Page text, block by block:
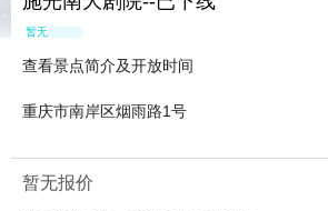
暂无点评
查看景点简介及开放时间
重庆市南岸区烟雨路1号
暂无报价